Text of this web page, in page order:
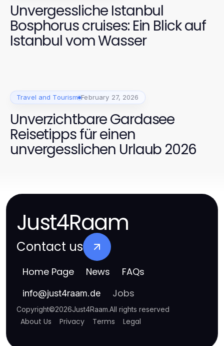
Unvergessliche Istanbul
Bosphorus cruises: Ein Blick auf
Istanbul vom Wasser
Travel and Tourism February 27, 2026
Unverzichtbare Gardasee
Reisetipps für einen
unvergesslichen Urlaub 2026
Just4Raam
Contact us
Home Page News FAQs
info@just4raam.de Jobs
Copyright©2026Just4Raam.All rights reserved
About Us Privacy Terms Legal